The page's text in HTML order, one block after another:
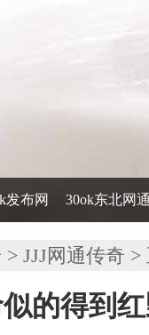
发布网 30ok东北网
> JJJ网通传奇 >
的得到